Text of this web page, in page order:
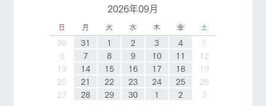
2026年09月
日 月 火 水 木 金 土
30 31 1 2 3 4
5
6
7 8 9 10 11
12
13
14 15 16 17 18
19
20
21 22 23 24 25
26
27
28 29 30 1 2 3